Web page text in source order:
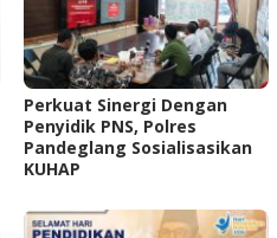
Perkuat Sinergi Dengan
Penyidik PNS, Polres
Pandeglang Sosialisasikan
KUHAP